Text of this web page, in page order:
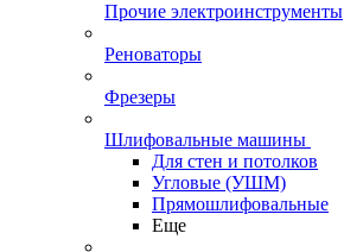
Прочие электроинструменты
Реноваторы
Фрезеры
Шлифовальные машины
Для стен и потолков
Угловые (УШМ)
Прямошлифовальные
Еще